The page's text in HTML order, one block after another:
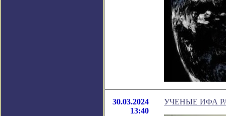
30.03.2024
13:40
УЧЕНЫЕ ИФА